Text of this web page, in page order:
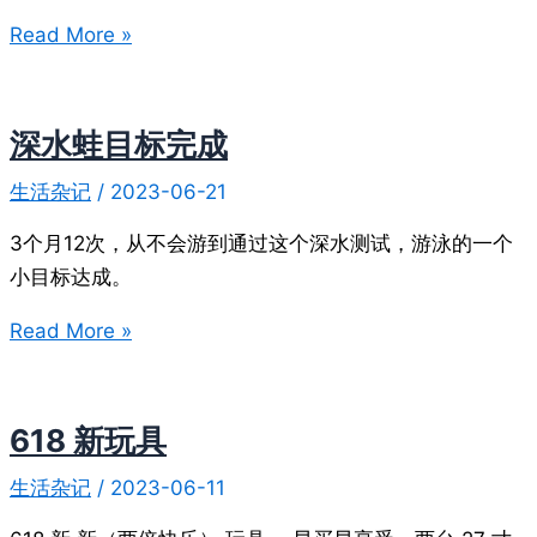
这
好
奇
怪
呀
Read More »
深水蛙目标完成
生活杂记 / 2023-06-21
3个月12次，从不会游到通过这个深水测试，游泳的一个
小目标达成。
深
目
标
完
成
Read More »
618 新玩具
生活杂记 / 2023-06-11